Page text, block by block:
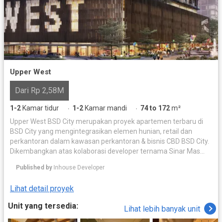
Upper West
Dari Rp 2,58M
1-2 Kamar tidur · 1-2 Kamar mandi · 74 to 172m²
Upper West BSD City merupakan proyek apartemen terbaru di
BSD City yang mengintegrasikan elemen hunian, retail dan
perkantoran dalam kawasan perkantoran & bisnis CBD BSD City.
Dikembangkan atas kolaborasi developer ternama Sinar Mas
terpadu (mixed used), apartemen Upper West BSD City memiliki
lantai. Terletak pada lokasi strategis di Jalan BSD Grand
Boulevard, BSD City, Tangerang Selatan, depan persis AEON Mall
BSD, apartemen ini akan terintegrasi kawasan Smart Digital City
Published by Inhouse Developer
Lihat detail proyek
Unit yang tersedia:
Lihat lebih banyak unit